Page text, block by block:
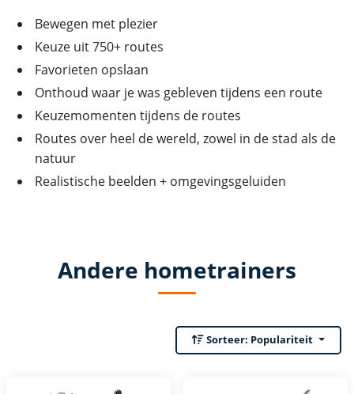
Bewegen met plezier
Keuze uit 750+ routes
Favorieten opslaan
Onthoud waar je was gebleven tijdens een route
Keuzemomenten tijdens de routes
Routes over heel de wereld, zowel in de stad als de
natuur
Realistische beelden + omgevingsgeluiden
Andere hometrainers
Sorteer: Populariteit